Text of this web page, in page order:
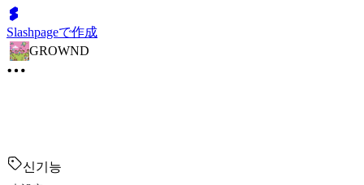
Slashpageで作成
GROWND
신기능